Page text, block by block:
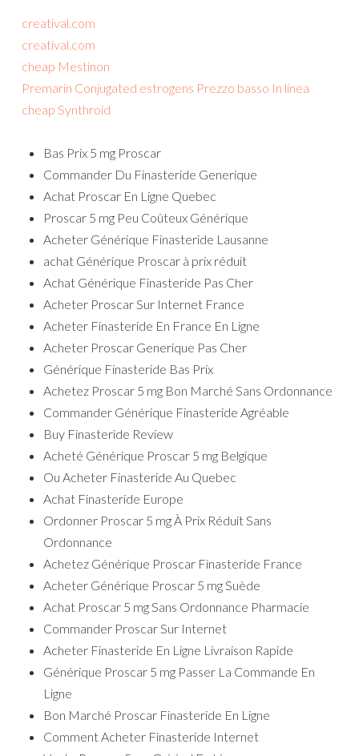
creatival.com
creatival.com
cheap Mestinon
Premarin Conjugated estrogens Prezzo basso In linea
cheap Synthroid
Bas Prix 5 mg Proscar
Commander Du Finasteride Generique
Achat Proscar En Ligne Quebec
Proscar 5 mg Peu Coûteux Générique
Acheter Générique Finasteride Lausanne
achat Générique Proscar à prix réduit
Achat Générique Finasteride Pas Cher
Acheter Proscar Sur Internet France
Acheter Finasteride En France En Ligne
Acheter Proscar Generique Pas Cher
Générique Finasteride Bas Prix
Achetez Proscar 5 mg Bon Marché Sans Ordonnance
Commander Générique Finasteride Agréable
Buy Finasteride Review
Acheté Générique Proscar 5 mg Belgique
Ou Acheter Finasteride Au Quebec
Achat Finasteride Europe
Ordonner Proscar 5 mg À Prix Réduit Sans
Ordonnance
Achetez Générique Proscar Finasteride France
Acheter Générique Proscar 5 mg Suède
Achat Proscar 5 mg Sans Ordonnance Pharmacie
Commander Proscar Sur Internet
Acheter Finasteride En Ligne Livraison Rapide
Générique Proscar 5 mg Passer La Commande En
Ligne
Bon Marché Proscar Finasteride En Ligne
Comment Acheter Finasteride Internet